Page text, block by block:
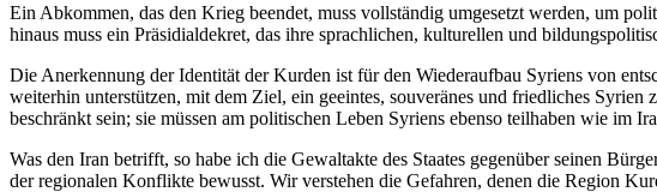
Ein Abkommen, das den Krieg beendet, muss vollständig umgesetzt werden, um
hinaus muss ein Präsidialdekret, das ihre sprachlichen, kulturellen und
Die Anerkennung der Identität der Kurden ist für den Wiederaufbau Syriens von
weiterhin unterstützen, mit dem Ziel, ein geeintes, souveränes und friedliches
beschränkt sein; sie müssen am politischen Leben Syriens ebenso teilhaben wie im
Was den Iran betrifft, so habe ich die Gewaltakte des Staates gegenüber seinen
der regionalen Konflikte bewusst. Wir verstehen die Gefahren, denen die Region